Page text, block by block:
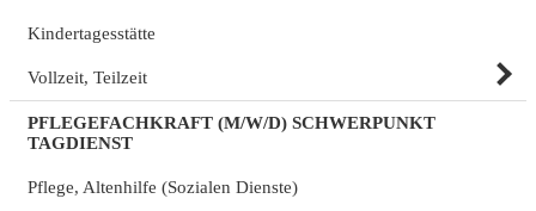
Kindertagesstätte
Vollzeit, Teilzeit
PFLEGEFACHKRAFT (M/W/D) SCHWERPUNKT
TAGDIENST
Pflege, Altenhilfe (Sozialen Dienste)